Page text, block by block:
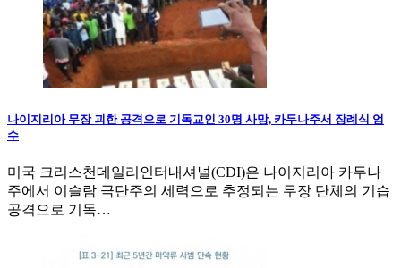
나이지리아 무장 괴한 공격으로 기독교인 30명 사망, 카두나주서 장례식 엄
수
미국 크리스천데일리인터내셔널(CDI)은 나이지리아 카두나
주에서 이슬람 극단주의 세력으로 추정되는 무장 단체의 기습
공격으로 기독…